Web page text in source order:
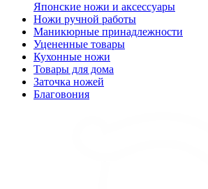
Японские ножи и аксессуары
Ножи ручной работы
Маникюрные принадлежности
Уцененные товары
Кухонные ножи
Товары для дома
Заточка ножей
Благовония